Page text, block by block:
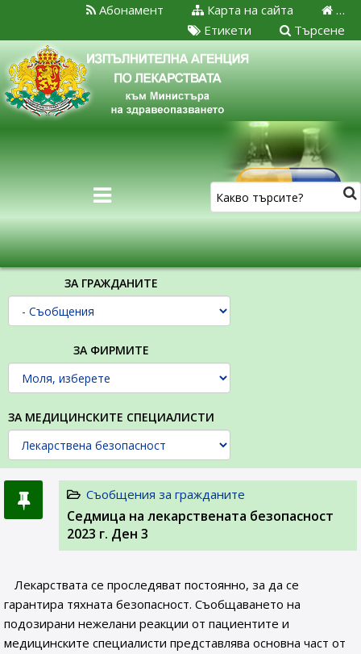
…
Карта на сайта
Абонамент
Търсене
Етикети
ЗА ГРАЖДАНИТЕ
ЗА ФИРМИТЕ
ЗА МЕДИЦИНСКИТЕ СПЕЦИАЛИСТИ
Съобщения за гражданите
Седмица на лекарствената безопасност
2023 г. Ден 3
Лекарствата се проследяват постоянно, за да се
гарантира тяхната безопасност. Съобщаването на
подозирани нежелани реакции от пациентите и
медицинските специалисти представлява основна част от